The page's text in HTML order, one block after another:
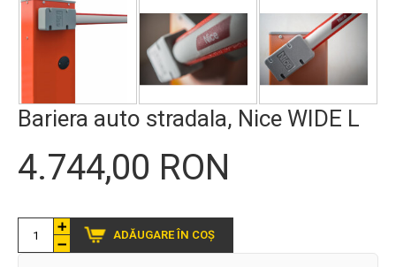
Bariera auto stradala, Nice WIDE L
4.744,00 RON
ADĂUGARE ÎN COȘ